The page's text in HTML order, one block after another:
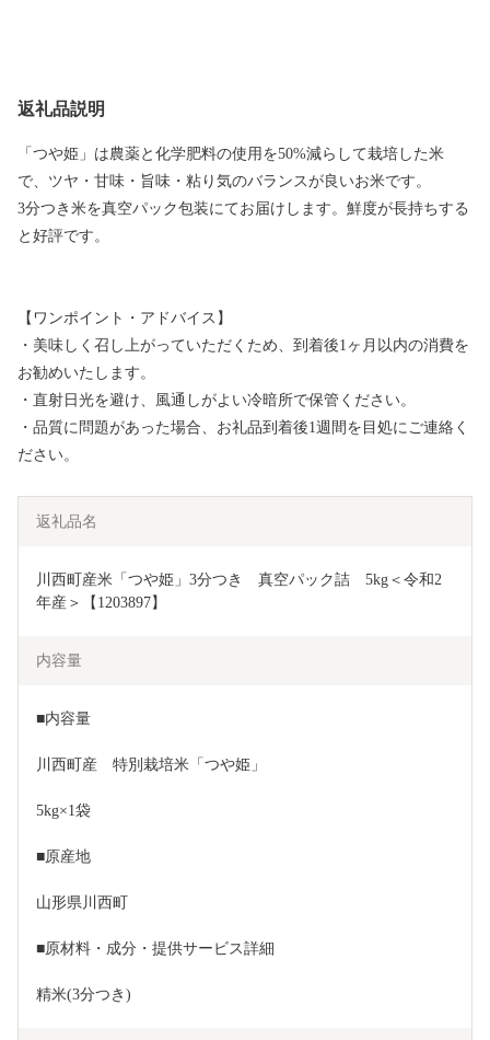
返礼品説明
「つや姫」は農薬と化学肥料の使用を50%減らして栽培した米
で、ツヤ・甘味・旨味・粘り気のバランスが良いお米です。
3分つき米を真空パック包装にてお届けします。鮮度が長持ちする
と好評です。
【ワンポイント・アドバイス】
・美味しく召し上がっていただくため、到着後1ヶ月以内の消費を
お勧めいたします。
・直射日光を避け、風通しがよい冷暗所で保管ください。
・品質に問題があった場合、お礼品到着後1週間を目処にご連絡く
ださい。
返礼品名
川西町産米「つや姫」3分つき　真空パック詰　5kg＜令和2
年産＞【1203897】
内容量
■内容量
川西町産　特別栽培米「つや姫」
5kg×1袋
■原産地
山形県川西町
■原材料・成分・提供サービス詳細
精米(3分つき)